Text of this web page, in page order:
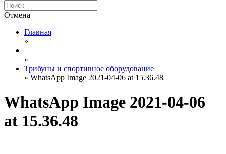
Отмена
Главная
»
»
Трибуны и спортивное оборудование
» WhatsApp Image 2021-04-06 at 15.36.48
WhatsApp Image 2021-04-06
at 15.36.48